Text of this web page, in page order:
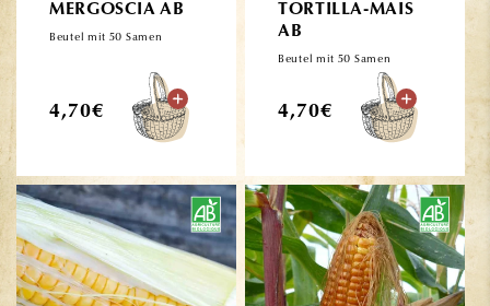
MERGOSCIA AB
Beutel mit 50 Samen
Normaler
4,70€
TORTILLA-MAIS
AB
Beutel mit 50 Samen
Normaler
4,70€